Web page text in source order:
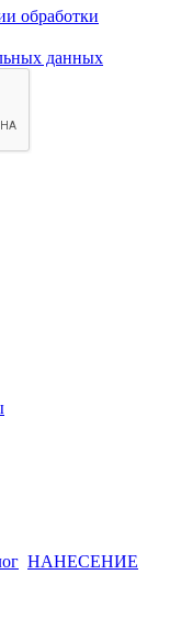
обработки
данных
НАНЕСЕНИЕ